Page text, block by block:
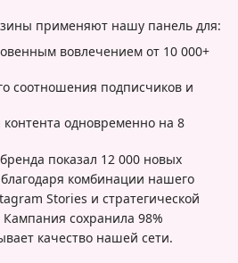
применяют нашу панель для:
вовлечением от 10 000+
соотношения подписчиков и
одновременно на 8
показал 12 000 новых
комбинации нашего
Stories и стратегической
сохранила 98%
качество нашей сети.